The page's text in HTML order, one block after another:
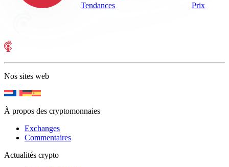
Tendances Prix
Nos sites web
À propos des cryptomonnaies
Exchanges
Commentaires
Actualités crypto